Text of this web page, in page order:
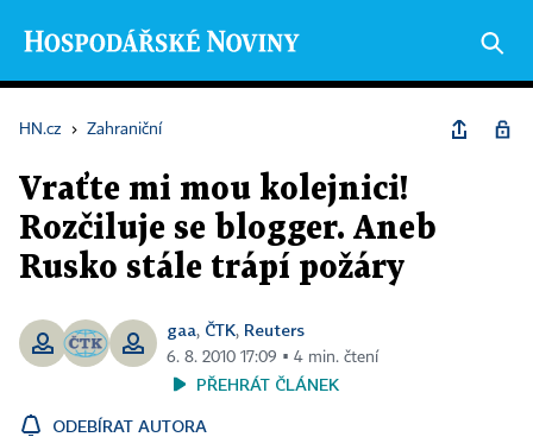
HN.cz › Zahraniční
Vraťte mi mou kolejnici!
Rozčiluje se blogger. Aneb
Rusko stále trápí požáry
gaa, ČTK, Reuters
6. 8. 2010 17:09 ▪ 4 min. čtení
PŘEHRÁT ČLÁNEK
ODEBÍRAT AUTORA